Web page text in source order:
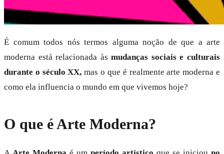
É comum todos nós termos alguma noção de que a arte
moderna está relacionada àsmudanças sociais e culturais
durante o século XX, mas o que é realmente arte moderna e
como ela influencia o mundo em que vivemos hoje?
O que é Arte Moderna?